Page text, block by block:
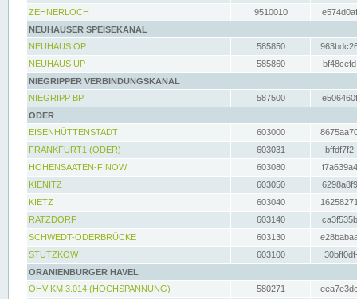
ZEHNERLOCH
9510010
NEUHAUSER SPEISEKANAL
NEUHAUS OP
585850
NEUHAUS UP
585860
NIEGRIPPER VERBINDUNGSKANAL
NIEGRIPP BP
587500
ODER
EISENHÜTTENSTADT
603000
FRANKFURT1 (ODER)
603031
HOHENSAATEN-FINOW
603080
KIENITZ
603050
KIETZ
603040
RATZDORF
603140
SCHWEDT-ODERBRÜCKE
603130
STÜTZKOW
603100
ORANIENBURGER HAVEL
OHV KM 3.014 (HOCHSPANNUNG)
580271